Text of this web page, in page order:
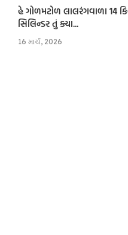
હે ગોળમટોળ લાલરંગવાળા 14
સિલિન્ડર તું ક્યા...
16 માર્ચ, 2026